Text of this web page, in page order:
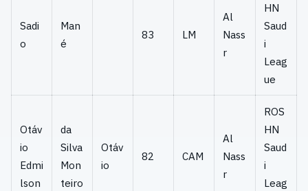
Sadi
o
Man
é
83 LM
Al
Nass
r
HN
Saud
i
Leag
ue
Otáv
io
Edmi
lson
da
Silva
Mon
teiro
Otáv
io
82 CAM
Al
Nass
r
ROS
HN
Saud
i
Leag